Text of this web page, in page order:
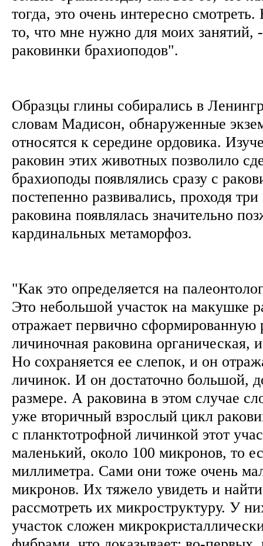
тогда, это очень интересно
то, что мне нужно для моих занятий,
раковинки брахиоподов".
Образцы глины собирались в
словам Мадисон, обнаруженные
относятся к середине ордовика.
раковин этих животных позволило
брахиоподы появлялись сразу с
постепенно развивались, проходя
раковина появлялась значительно
кардинальных метаморфоз.
"Как это определяется на
Это небольшой участок на макушке
отражает первично сформированную
личиночная раковина органическая,
Но сохраняется ее слепок, и он
личинок. И он достаточно большой,
размере. А раковина в этом случае
уже вторичный взрослый цикл
с планктотрофной личинкой этот
маленький, около 100 микронов, то
миллиметра. Сами они тоже очень
микронов. Их тяжело увидеть и
рассмотреть их микроструктуру. У
участок сложен